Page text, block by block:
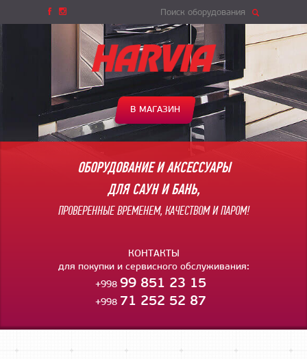
Поиск оборудования
В МАГАЗИН
ОБОРУДОВАНИЕ И АКСЕССУАРЫ
ДЛЯ САУН И БАНЬ,
ПРОВЕРЕННЫЕ ВРЕМЕНЕМ, КАЧЕСТВОМ И ПАРОМ!
КОНТАКТЫ
для покупки и сервисного обслуживания:
+998 99 851 23 15
+998 71 252 52 87